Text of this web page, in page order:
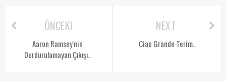
NEXT
Ciao Grande Terim..
ÖNCEKI
Aaron Ramsey'nin
Durdurulamayan Çıkışı..